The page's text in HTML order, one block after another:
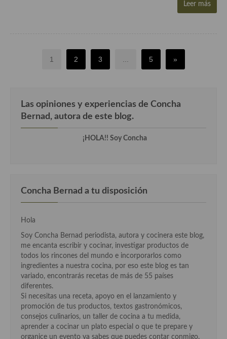
Leer más
1 2 3 5 »
Las opiniones y experiencias de Concha
Bernad, autora de este blog.
¡HOLA!! Soy Concha
Concha Bernad a tu disposición
Hola
Soy Concha Bernad periodista, autora y cocinera este blog,
me encanta escribir y cocinar, investigar productos de
todos los rincones del mundo e incorporarlos como
ingredientes a nuestra cocina, por eso este blog es tan
variado, encontrarás recetas de más de 55 países
diferentes.
Si necesitas una receta, apoyo en el lanzamiento y
promoción de tus productos, textos gastronómicos,
consejos culinarios, un taller de cocina a tu medida,
aprender a cocinar un plato especial o que te prepare y
organice un evento ya sabes que puedes contar conmigo.